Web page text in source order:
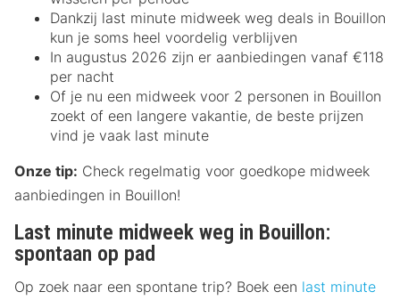
Dankzij last minute midweek weg deals in Bouillon
kun je soms heel voordelig verblijven
In augustus 2026 zijn er aanbiedingen vanaf €118
per nacht
Of je nu een midweek voor 2 personen in Bouillon
zoekt of een langere vakantie, de beste prijzen
vind je vaak last minute
Onze tip: Check regelmatig voor goedkope midweek
aanbiedingen in Bouillon!
Last minute midweek weg in Bouillon:
spontaan op pad
Op zoek naar een spontane trip? Boek een last minute